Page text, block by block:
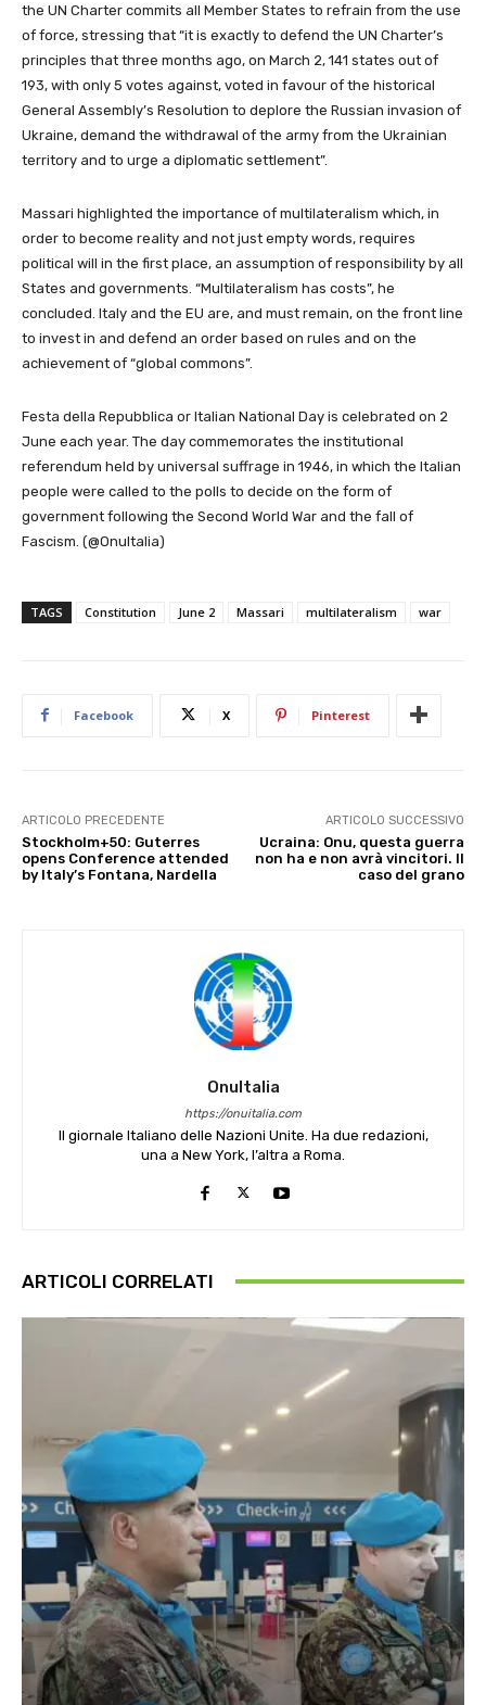
the UN Charter commits all Member States to refrain from the use
of force, stressing that “it is exactly to defend the UN Charter’s
principles that three months ago, on March 2, 141 states out of
193, with only 5 votes against, voted in favour of the historical
General Assembly’s Resolution to deplore the Russian invasion of
Ukraine, demand the withdrawal of the army from the Ukrainian
territory and to urge a diplomatic settlement”.
Massari highlighted the importance of multilateralism which, in
order to become reality and not just empty words, requires
political will in the first place, an assumption of responsibility by all
States and governments. “Multilateralism has costs”, he
concluded. Italy and the EU are, and must remain, on the front line
to invest in and defend an order based on rules and on the
achievement of “global commons”.
Festa della Repubblica or Italian National Day is celebrated on 2
June each year. The day commemorates the institutional
referendum held by universal suffrage in 1946, in which the Italian
people were called to the polls to decide on the form of
government following the Second World War and the fall of
Fascism. (@OnuItalia)
TAGS Constitution June 2 Massari multilateralism war
Facebook X Pinterest
ARTICOLO PRECEDENTE
Stockholm+50: Guterres
opens Conference attended
by Italy’s Fontana, Nardella
ARTICOLO SUCCESSIVO
Ucraina: Onu, questa guerra
non ha e non avrà vincitori. Il
caso del grano
OnuItalia
https://onuitalia.com
Il giornale Italiano delle Nazioni Unite. Ha due redazioni,
una a New York, l’altra a Roma.
ARTICOLI CORRELATI